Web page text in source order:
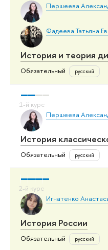
Першеева
Фадеева Татьяна
История и теория
Обязательный русский
Першеева
История
Обязательный русский
Игнатенко
История России
Обязательный русский